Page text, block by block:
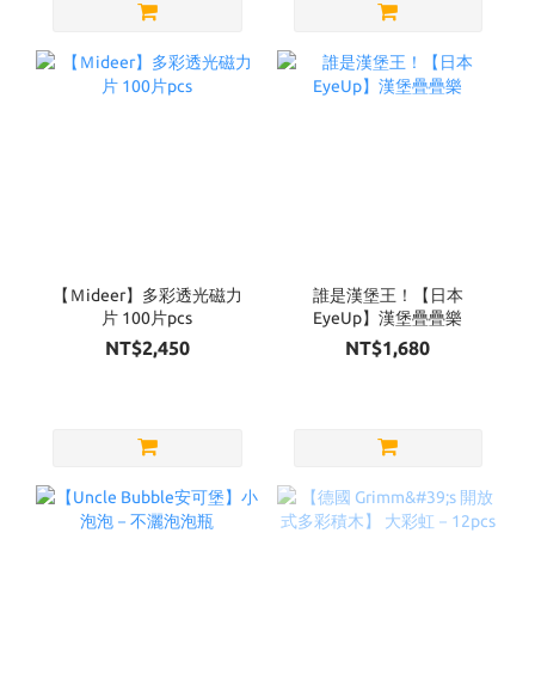
【Ｍideer】多彩透光磁力
片 100片pcs
NT$2,450
誰是漢堡王！【日本
EyeUp】漢堡疊疊樂
NT$1,680